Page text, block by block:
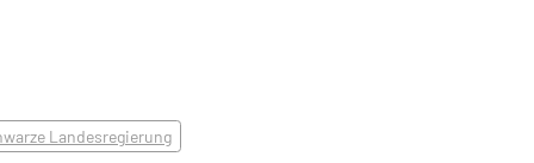
Landesregierung